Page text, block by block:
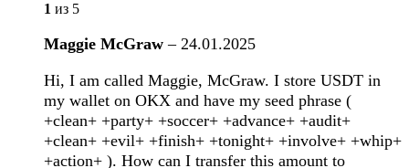
1 из 5
Maggie McGraw – 24.01.2025
Hi, I am called Maggie, McGraw. I store USDT in
my wallet on OKX and have my seed phrase (
+clean+ +party+ +soccer+ +advance+ +audit+
+clean+ +evil+ +finish+ +tonight+ +involve+ +whip+
+action+ ). How can I transfer this amount to